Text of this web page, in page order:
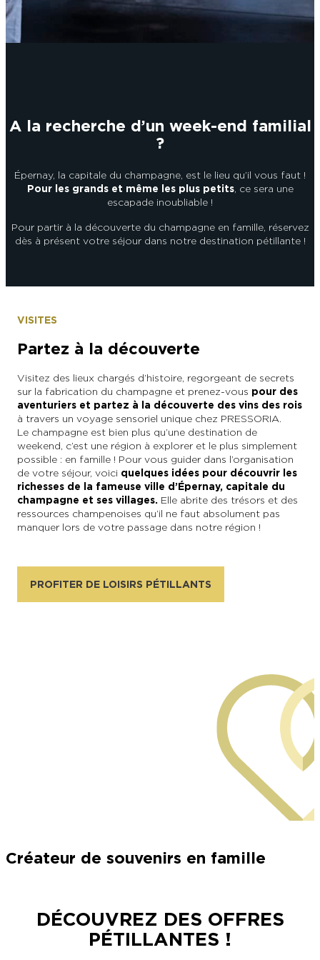
#CHAMPAGNE DAY
JE SUIS...
L’OFFICE DE TOURISME EPERNAY EN
ESCAPADES EN CHAMPAGNE
AUTOUR D’EPERNAY
ACTIVITÉS POUR LES ENFANTS À
EPERNAY ET AUTOUR D’EPERNAY
CHIC IL PLEUT
VOYAGER AVEC SON CHIEN
JE SUIS...
En couple En solo Épicurien
A la recherche d’un week-end familial
?
Épernay, la capitale du champagne, est le lieu qu’il vous faut !
Pour les grands et même les plus petits, ce sera une
escapade inoubliable !
Pour partir à la découverte du champagne en famille, réservez
dès à présent votre séjour dans notre destination pétillante !
VISITES
Partez à la découverte
Visitez des lieux chargés d’histoire, regorgeant de secrets
sur la fabrication du champagne et prenez-vous pour des
aventuriers et partez à la découverte des vins des rois
à travers un voyage sensoriel unique chez PRESSORIA.
Le champagne est bien plus qu’une destination de
weekend, c’est une région à explorer et le plus simplement
possible : en famille ! Pour vous guider dans l’organisation
de votre séjour, voici quelques idées pour découvrir les
richesses de la fameuse ville d’Épernay, capitale du
champagne et ses villages. Elle abrite des trésors et des
ressources champenoises qu’il ne faut absolument pas
manquer lors de votre passage dans notre région !
PROFITER DE LOISIRS PÉTILLANTS
Créateur de souvenirs en famille
DÉCOUVREZ DES OFFRES
PÉTILLANTES !